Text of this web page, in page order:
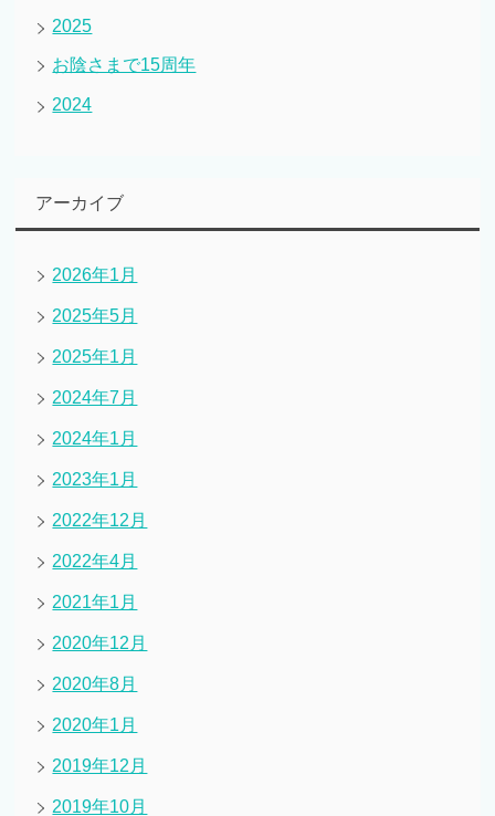
2025
お陰さまで15周年
2024
アーカイブ
2026年1月
2025年5月
2025年1月
2024年7月
2024年1月
2023年1月
2022年12月
2022年4月
2021年1月
2020年12月
2020年8月
2020年1月
2019年12月
2019年10月